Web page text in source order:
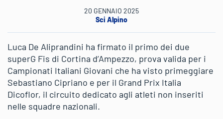
20 GENNAIO 2025
Sci Alpino
Luca De Aliprandini ha firmato il primo dei due
superG Fis di Cortina d’Ampezzo, prova valida per i
Campionati Italiani Giovani che ha visto primeggiare
Sebastiano Cipriano e per il Grand Prix Italia
Dicoflor, il circuito dedicato agli atleti non inseriti
nelle squadre nazionali.